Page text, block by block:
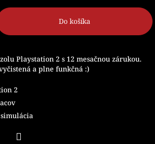
Do košíka
Playstation 2 s 12 mesačnou zárukou.
a plne funkčná :)
2
simulácia